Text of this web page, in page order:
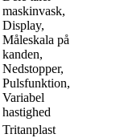
maskinvask,
Display,
Måleskala på
kanden,
Nedstopper,
Pulsfunktion,
Variabel
hastighed
Tritanplast